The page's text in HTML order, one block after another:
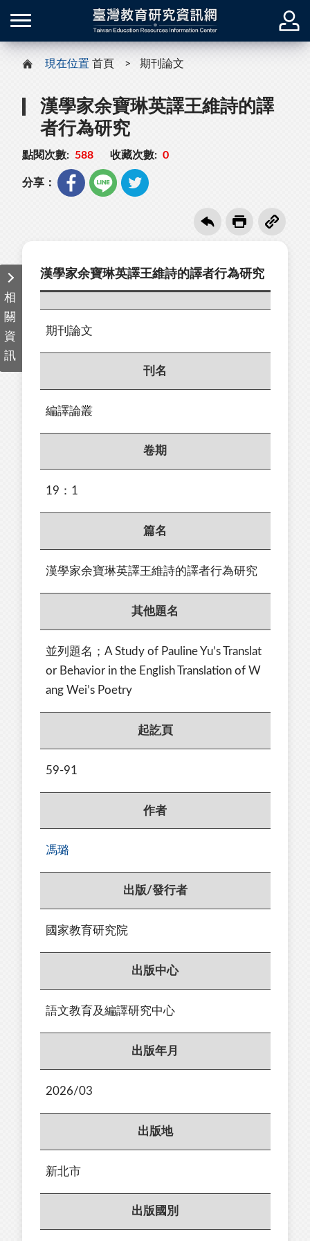
現在位置 首頁 期刊論文
漢學家余寶琳英譯王維詩的譯
者行為研究
點閱次數: 588 收藏次數: 0
分享：
相
關
資
訊
漢學家余寶琳英譯王維詩的譯者行為研究
期刊論文
刊名
編譯論叢
卷期
19：1
篇名
漢學家余寶琳英譯王維詩的譯者行為研究
其他題名
並列題名；A Study of Pauline Yu’s Translat
or Behavior in the English Translation of W
ang Wei’s Poetry
起訖頁
59-91
作者
馮璐
出版/發行者
國家教育研究院
出版中心
語文教育及編譯研究中心
出版年月
2026/03
出版地
新北市
出版國別